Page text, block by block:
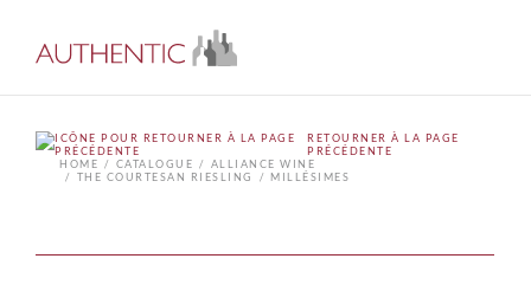
RETOURNER À LA PAGE
PRÉCÉDENTE
HOME
CATALOGUE
ALLIANCE WINE
THE COURTESAN RIESLING
MILLÉSIMES